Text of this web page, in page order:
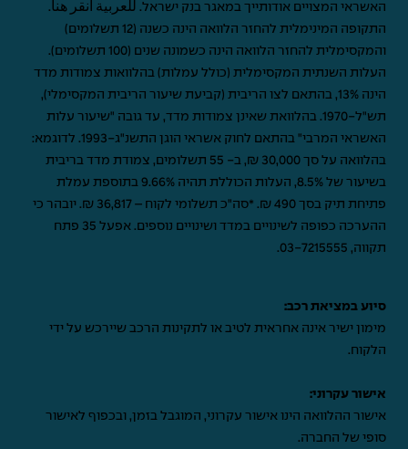
האשראי המצויים אודותייך במאגר בנק ישראל. للعربية انقر هنا.
התקופה המינימלית להחזר הלוואה הינה כשנה (12 תשלומים)
והמקסימלית להחזר הלוואה הינה כשמונה שנים (100 תשלומים).
העלות השנתית המקסימלית (כולל עמלות) בהלוואות צמודות מדד
הינה 13%, בהתאם לצו הריבית (קביעת שיעור הריבית המקסימלי),
תש"ל-1970. בהלוואת שאינן צמודות מדד, עד גובה "שיעור עלות
האשראי המרבי" בהתאם לחוק אשראי הוגן התשנ"ג-1993. לדוגמא:
בהלוואה על סך 30,000 ₪, ב- 55 תשלומים, צמודת מדד בריבית
בשיעור של 8.5%, העלות הכוללת תהיה 9.66% בתוספת עמלת
פתיחת תיק בסך 490 ₪. *סה"כ תשלומי לקוח – 36,817 ₪. יובהר כי
ההערכה כפופה לשינויים במדד ושינויים נוספים. אפעל 35 פתח
תקווה, 03-7215555
.
סיוע במציאת רכב:
מימון ישיר אינה אחראית לטיב או לתקינות הרכב שיירכש על ידי
הלקוח.
אישור עקרוני:
אישור ההלוואה הינו אישור עקרוני, המוגבל בזמן, ובכפוף לאישור
סופי של החברה.